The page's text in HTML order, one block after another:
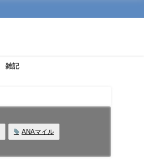
雑記
ANAマイル